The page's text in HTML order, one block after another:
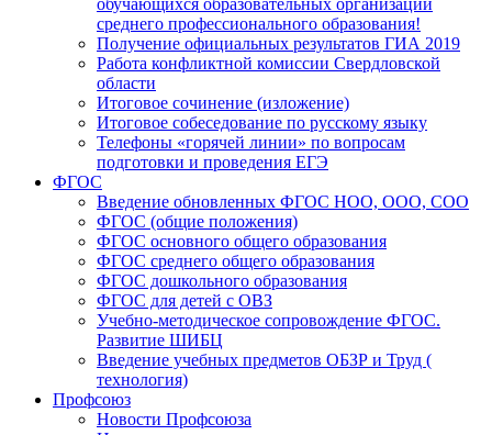
обучающихся образовательных организаций
среднего профессионального образования!
Получение официальных результатов ГИА 2019
Работа конфликтной комиссии Свердловской
области
Итоговое сочинение (изложение)
Итоговое собеседование по русскому языку
Телефоны «горячей линии» по вопросам
подготовки и проведения ЕГЭ
ФГОС
Введение обновленных ФГОС НОО, ООО, СОО
ФГОС (общие положения)
ФГОС основного общего образования
ФГОС среднего общего образования
ФГОС дошкольного образования
ФГОС для детей с ОВЗ
Учебно-методическое сопровождение ФГОС.
Развитие ШИБЦ
Введение учебных предметов ОБЗР и Труд (
технология)
Профсоюз
Новости Профсоюза